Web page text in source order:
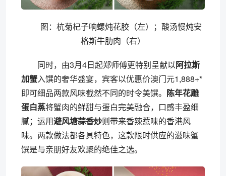
图：杭菊杞子响螺炖花胶（左）；酸汤慢炖安
格斯牛肋肉（右）
同时，由3月4日起郑师傅更特别呈献以阿拉斯
加蟹入馔的奢华盛宴，宾客以优惠价澳门元1,888+*
即可细品两款风味截然不同的时令美馔。 陈年花雕
蛋白蒸将蟹肉的鲜甜与蛋白完美融合，口感丰盈细
腻；运用避风塘蒜香炒则带来香辣惹味的香港风
味。两款做法都各具特色，这款限时供应的滋味蟹
馔是与亲朋好友欢聚的绝佳之选。